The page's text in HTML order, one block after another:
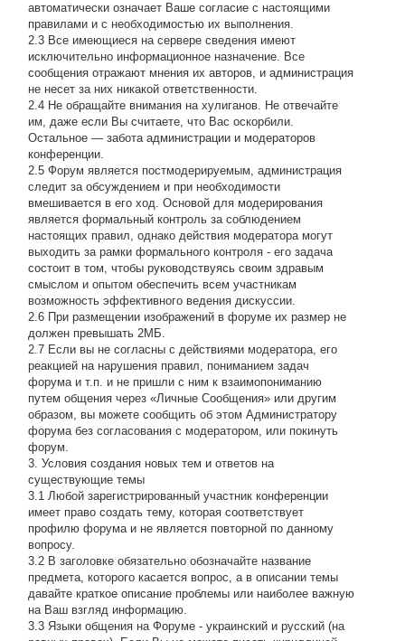
автоматически означает Ваше согласие с настоящими
правилами и с необходимостью их выполнения.
2.3 Все имеющиеся на сервере сведения имеют
исключительно информационное назначение. Все
сообщения отражают мнения их авторов, и администрация
не несет за них никакой ответственности.
2.4 Не обращайте внимания на хулиганов. Не отвечайте
им, даже если Вы считаете, что Вас оскорбили.
Остальное — забота администрации и модераторов
конференции.
2.5 Форум является постмодерируемым, администрация
следит за обсуждением и при необходимости
вмешивается в его ход. Основой для модерирования
является формальный контроль за соблюдением
настоящих правил, однако действия модератора могут
выходить за рамки формального контроля - его задача
состоит в том, чтобы руководствуясь своим здравым
смыслом и опытом обеспечить всем участникам
возможность эффективного ведения дискуссии.
2.6 При размещении изображений в форуме их размер не
должен превышать 2МБ.
2.7 Если вы не согласны с действиями модератора, его
реакцией на нарушения правил, пониманием задач
форума и т.п. и не пришли с ним к взаимопониманию
путем общения через «Личные Сообщения» или другим
образом, вы можете сообщить об этом Администратору
форума без согласования с модератором, или покинуть
форум.
3. Условия создания новых тем и ответов на
существующие темы
3.1 Любой зарегистрированный участник конференции
имеет право создать тему, которая соответствует
профилю форума и не является повторной по данному
вопросу.
3.2 В заголовке обязательно обозначайте название
предмета, которого касается вопрос, а в описании темы
давайте краткое описание проблемы или наиболее важную
на Ваш взгляд информацию.
3.3 Языки общения на Форуме - украинский и русский (на